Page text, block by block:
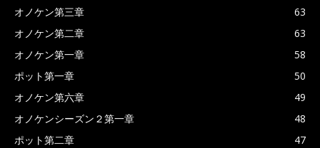
オノケン第三章
63
オノケン第二章
63
オノケン第一章
58
ポット第一章
50
オノケン第六章
49
オノケンシーズン２第一章
48
ポット第二章
47